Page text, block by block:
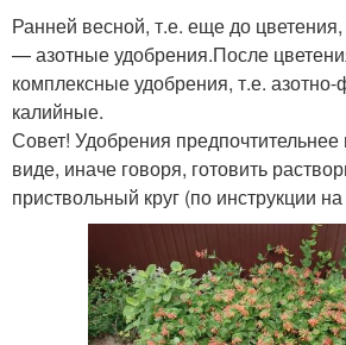
Ранней весной, т.е. еще до
— азотные удобрения.После
комплексные удобрения, т.е.
калийные.
Совет! Удобрения
виде, иначе говоря, готовить
приствольный круг (по инструкции